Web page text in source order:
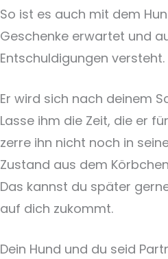
So ist es auch mit dem
Geschenke erwartet und
Entschuldigungen versteht.
Er wird sich nach deinem
Lasse ihm die Zeit, die er
zerre ihn nicht noch in
Zustand aus dem
Das kannst du später
auf dich zukommt.
Dein Hund und du seid